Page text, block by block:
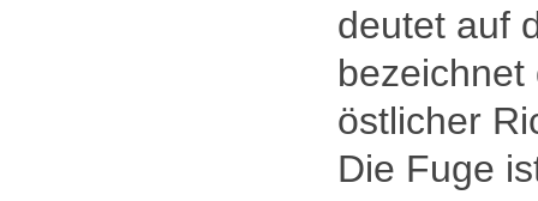
deutet auf
östlicher
Die Fuge